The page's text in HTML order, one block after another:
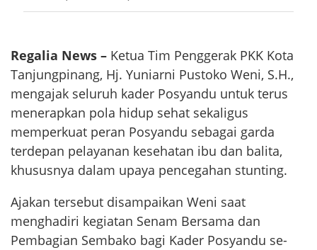
Regalia News – Ketua Tim Penggerak PKK Kota
Tanjungpinang, Hj. Yuniarni Pustoko Weni, S.H.,
mengajak seluruh kader Posyandu untuk terus
menerapkan pola hidup sehat sekaligus
memperkuat peran Posyandu sebagai garda
terdepan pelayanan kesehatan ibu dan balita,
khususnya dalam upaya pencegahan stunting.
Ajakan tersebut disampaikan Weni saat
menghadiri kegiatan Senam Bersama dan
Pembagian Sembako bagi Kader Posyandu se-